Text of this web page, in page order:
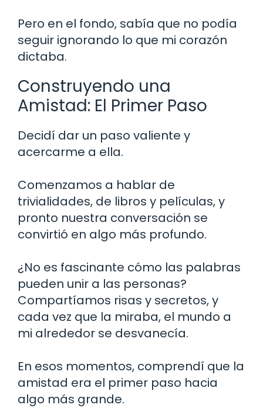
Pero en el fondo, sabía que no podía
seguir ignorando lo que mi corazón
dictaba.
Construyendo una
Amistad: El Primer Paso
Decidí dar un paso valiente y
acercarme a ella.
Comenzamos a hablar de
trivialidades, de libros y películas, y
pronto nuestra conversación se
convirtió en algo más profundo.
¿No es fascinante cómo las palabras
pueden unir a las personas?
Compartíamos risas y secretos, y
cada vez que la miraba, el mundo a
mi alrededor se desvanecía.
En esos momentos, comprendí que la
amistad era el primer paso hacia
algo más grande.